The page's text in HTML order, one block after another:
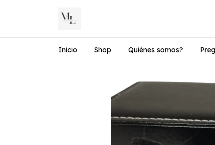
Inicio Shop Quiénes somos?